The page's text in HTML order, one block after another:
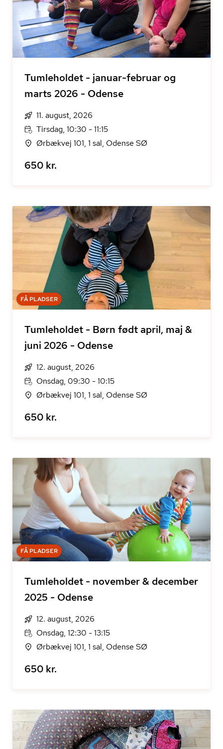
Tumleholdet - januar-februar og
marts 2026 - Odense
11. august, 2026
Tirsdag, 10:30 - 11:15
Ørbækvej 101, 1 sal, Odense SØ
650 kr.
FÅ PLADSER
Tumleholdet - Børn født april, maj &
juni 2026 - Odense
12. august, 2026
Onsdag, 09:30 - 10:15
Ørbækvej 101, 1 sal, Odense SØ
650 kr.
FÅ PLADSER
Tumleholdet - november & december
2025 - Odense
12. august, 2026
Onsdag, 12:30 - 13:15
Ørbækvej 101, 1 sal, Odense SØ
650 kr.